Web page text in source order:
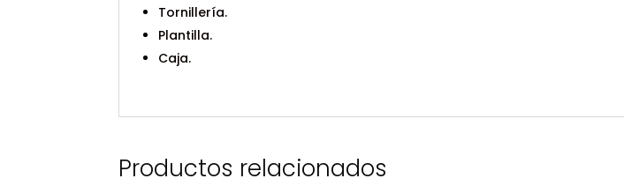
Tornillería.
Plantilla.
Caja.
Productos relacionados